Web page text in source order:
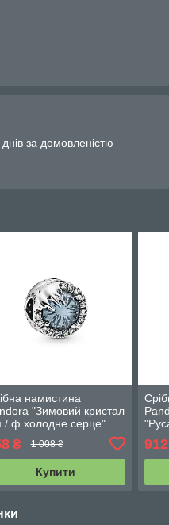
за домовленістю
намистина
"Зимовий кристал
/ ф холодне серце"
₴ 1 008 ₴
Купити
912